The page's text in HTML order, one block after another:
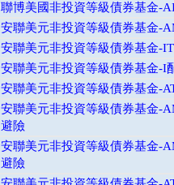
聯博美國非投資等級債券基金-
安聯美元非投資等級債券基金-
安聯美元非投資等級債券基金-
安聯美元非投資等級債券基金-I
安聯美元非投資等級債券基金-
安聯美元非投資等級債券基金-
避險
安聯美元非投資等級債券基金-
避險